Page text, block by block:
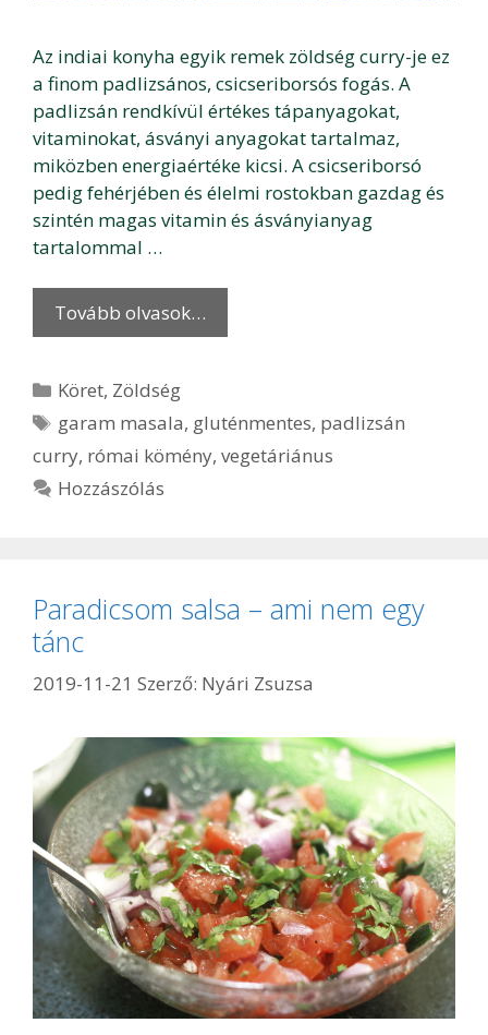
Az indiai konyha egyik remek zöldség curry-je ez
a finom padlizsános, csicseriborsós fogás. A
padlizsán rendkívül értékes tápanyagokat,
vitaminokat, ásványi anyagokat tartalmaz,
miközben energiaértéke kicsi. A csicseriborsó
pedig fehérjében és élelmi rostokban gazdag és
szintén magas vitamin és ásványianyag
tartalommal …
Tovább olvasok…
Kategória
Köret, Zöldség
Címkék
garam masala, gluténmentes, padlizsán
curry, római kömény, vegetáriánus
Hozzászólás
Paradicsom salsa – ami nem egy
tánc
2019-11-21 Szerző: Nyári Zsuzsa